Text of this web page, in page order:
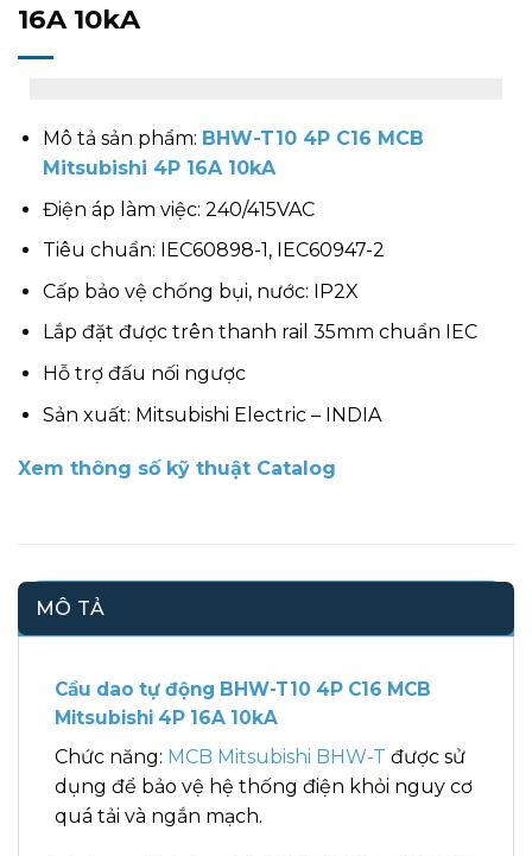
16A 10kA
Mô tả sản phẩm: BHW-T10 4P C16 MCB
Mitsubishi 4P 16A 10kA
Điện áp làm việc: 240/415VAC
Tiêu chuẩn: IEC60898-1, IEC60947-2
Cấp bảo vệ chống bụi, nước: IP2X
Lắp đặt được trên thanh rail 35mm chuẩn IEC
Hỗ trợ đấu nối ngược
Sản xuất: Mitsubishi Electric – INDIA
Xem thông số kỹ thuật Catalog
MÔ TẢ
Cầu dao tự động BHW-T10 4P C16 MCB
Mitsubishi 4P 16A 10kA
Chức năng: MCB Mitsubishi BHW-T được sử
dụng để bảo vệ hệ thống điện khỏi nguy cơ
quá tải và ngắn mạch.